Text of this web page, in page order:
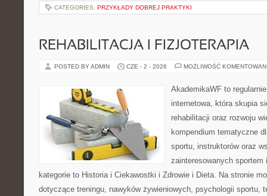
CATEGORIES: PRZYKŁADY DOBREJ PRAKTYKI
REHABILITACJA I FIZJOTERAPIA
POSTED BY ADMIN CZE - 2 - 2026 MOŻLIWOŚĆ
AkademikaWF to
internetowa, która skupia
rehabilitacji oraz rozwoju
kompendium tematyczne
sportu, instruktorów oraz
zainteresowanych sportem
kategorie to Historia i Ciekawostki i Zdrowie i Dieta. Na stronie
dotyczące treningu, nawyków żywieniowych, psychologii sportu,